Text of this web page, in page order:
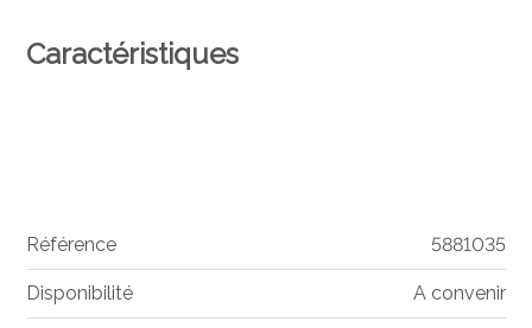
Caractéristiques
Référence 5881035
Disponibilité A convenir